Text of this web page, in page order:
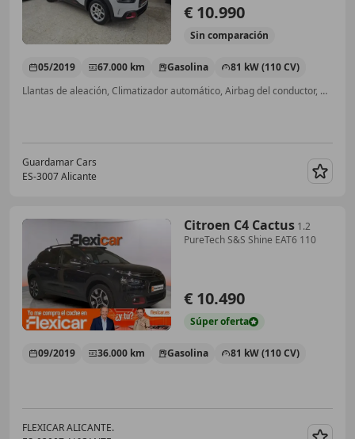
€ 10.990
Sin comparación
05/2019 67.000 km Gasolina
81 kW (110 CV)
Llantas de aleación, Climatizador automático, Airbag del conductor, ABS, Sensor de lluvia, ESP, Isofix, Bluetooth
Guardamar Cars
ES-3007 Alicante
Citroen C4 Cactus 1.2
PureTech S&S Shine EAT6 110
€ 10.490
Súperoferta
09/2019 36.000 km Gasolina 81 kW (110 CV)
FLEXICAR ALICANTE.